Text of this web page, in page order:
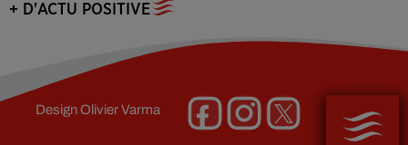
+ D'ACTU POSITIVE
DesignOlivier Varma